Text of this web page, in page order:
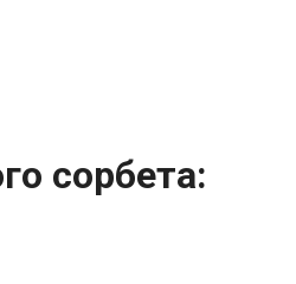
сорбета: